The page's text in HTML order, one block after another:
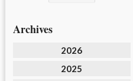
Archives
2026
2025